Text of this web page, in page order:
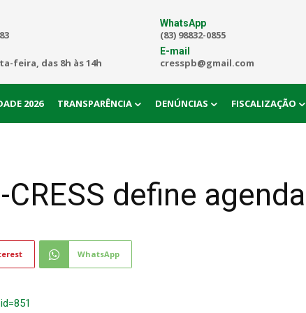
feira, das 8h às 14h
WhatsApp
(83) 98832-0855
E-mail
cresspb@gmail.com
2026 TRANSPARÊNCIA DENÚNCIAS FISCALIZAÇÃO
define
WhatsApp